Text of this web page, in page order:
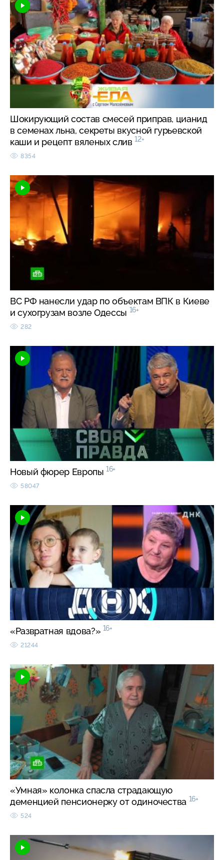
Шокирующий состав смесей приправ, цианид
в семенах льна, секреты вкусной гурьевской
каши и рецепт вяленых слив 12+
8354
ВС РФ нанесли удар по объектам ВПК в Киеве
и сухогрузам возле Одессы 16+
282
Новый фюрер Европы 16+
58047
«Развратная вдова?» 16+
21244
«Умная» колонка спасла страдающую
деменцией пенсионерку от одиночества 16+
524